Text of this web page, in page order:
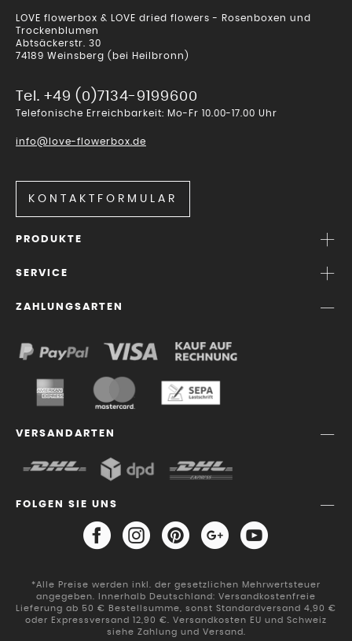
LOVE flowerbox & LOVE dried flowers - Rosenboxen und
Trockenblumen
Abtsäckerstr. 30
74189 Weinsberg (bei Heilbronn)
Tel. +49 (0)7134-9199600
Telefonische Erreichbarkeit: Mo-Fr 10.00-17.00 Uhr
info@love-flowerbox.de
KONTAKTFORMULAR
PRODUKTE
SERVICE
ZAHLUNGSARTEN
VERSANDARTEN
FOLGEN SIE UNS
*Alle Preise werden inkl. der gesetzlichen Mehrwertsteuer
angegeben. Innerhalb Deutschland: Versandkostenfreie
Lieferung ab 50 € Bestellsumme, sonst Standardversand 4,90 €
oder Expressversand 12,90 €. Versandkosten EU und Schweiz
siehe Zahlung und Versand.